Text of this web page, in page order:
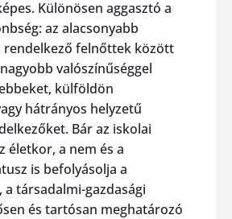
Különösen aggasztó a
az alacsonyabb
rendelkező felnőttek között
valószínűséggel
külföldön
hátrányos helyzetű
Bár az iskolai
életkor, a nem és a
is befolyásolja a
társadalmi-gazdasági
és tartósan meghatározó